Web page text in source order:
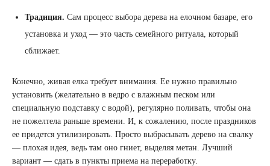
Традиция. Сам процесс выбора дерева на елочном базаре, его
установка и уход — это часть семейного ритуала, который
сближает.
Конечно, живая елка требует внимания. Ее нужно правильно
установить (желательно в ведро с влажным песком или
специальную подставку с водой), регулярно поливать, чтобы она
не пожелтела раньше времени. И, к сожалению, после праздников
ее придется утилизировать. Просто выбрасывать дерево на свалку
— плохая идея, ведь там оно гниет, выделяя метан. Лучший
вариант — сдать в пункты приема на переработку.